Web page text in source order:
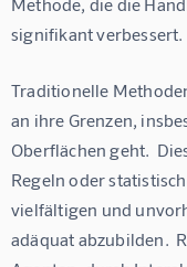
signifikant verbessert.
Traditionelle
an ihre Grenzen,
Oberflächen geht.
Regeln oder
vielfältigen und
adäquat abzubilden.